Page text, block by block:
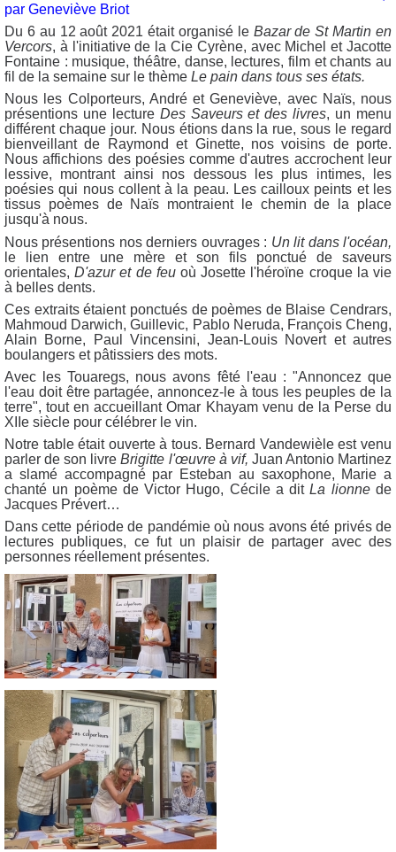
par Geneviève Briot
Du 6 au 12 août 2021 était organisé le Bazar de St Martin en
Vercors, à l'initiative de la Cie Cyrène, avec Michel et Jacotte
Fontaine : musique, théâtre, danse, lectures, film et chants au
fil de la semaine sur le thème Le pain dans tous ses états.
Nous les Colporteurs, André et Geneviève, avec Naïs, nous
présentions une lecture Des Saveurs et des livres, un menu
différent chaque jour. Nous étions dans la rue, sous le regard
bienveillant de Raymond et Ginette, nos voisins de porte.
Nous affichions des poésies comme d'autres accrochent leur
lessive, montrant ainsi nos dessous les plus intimes, les
poésies qui nous collent à la peau. Les cailloux peints et les
tissus poèmes de Naïs montraient le chemin de la place
jusqu'à nous.
Nous présentions nos derniers ouvrages : Un lit dans l'océan,
le lien entre une mère et son fils ponctué de saveurs
orientales,D'azur et de feuoù Josette l'héroïne croque la vie
à belles dents.
Ces extraits étaient ponctués de poèmes de Blaise Cendrars,
Mahmoud Darwich, Guillevic, Pablo Neruda, François Cheng,
Alain Borne, Paul Vincensini, Jean-Louis Novert et autres
boulangers et pâtissiers des mots.
Avec les Touaregs, nous avons fêté l'eau : "Annoncez que
l'eau doit être partagée, annoncez-le à tous les peuples de la
terre", tout en accueillant Omar Khayam venu de la Perse du
XIIe siècle pour célébrer le vin.
Notre table était ouverte à tous. Bernard Vandewièle est venu
parler de son livreBrigitte l'œuvre à vif, Juan Antonio Martinez
a slamé accompagné par Esteban au saxophone, Marie a
chanté un poème de Victor Hugo, Cécile a ditLa lionnede
Jacques Prévert…
Dans cette période de pandémie où nous avons été privés de
lectures publiques, ce fut un plaisir de partager avec des
personnes réellement présentes.